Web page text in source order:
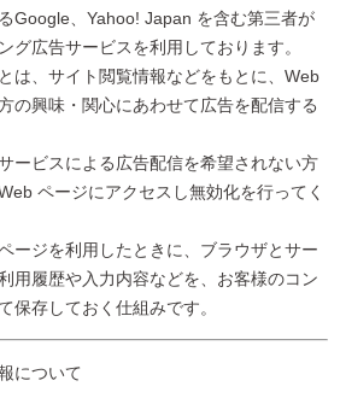
Google、Yahoo! Japan を含む第三者が
グ広告サービスを利用しております。
は、サイト閲覧情報などをもとに、Web
の興味・関心にあわせて広告を配信する
ービスによる広告配信を希望されない方
ページにアクセスし無効化を行ってく
ージを利用したときに、ブラウザとサー
用履歴や入力内容などを、お客様のコン
保存しておく仕組みです。
について